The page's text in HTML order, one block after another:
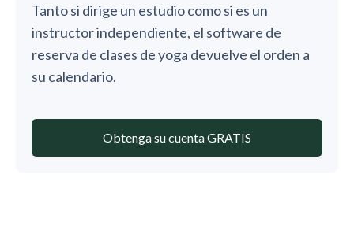
Tanto si dirige un estudio como si es un
instructor independiente, el software de
reserva de clases de yoga devuelve el orden a
su calendario.
Obtenga su cuenta GRATIS